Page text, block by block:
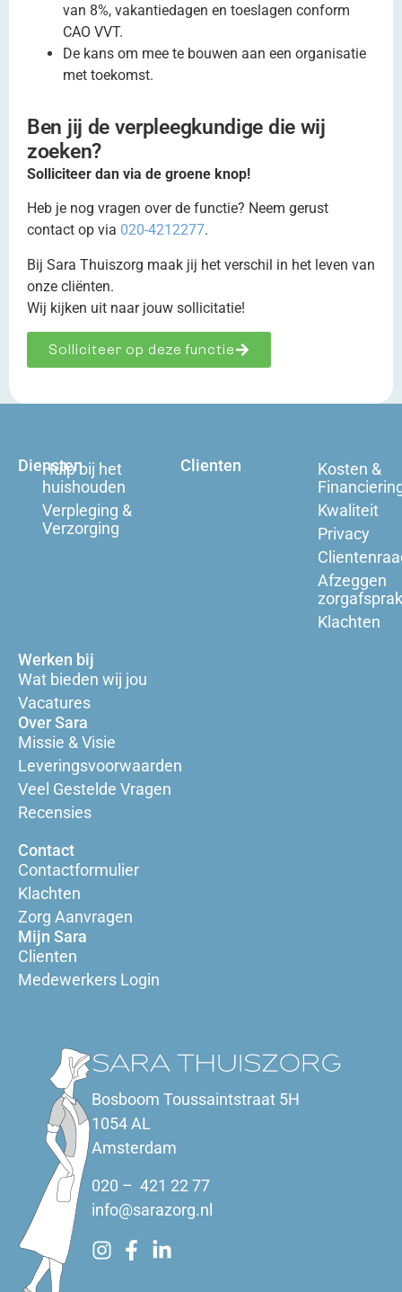
van 8%, vakantiedagen en toeslagen conform
CAO VVT.
De kans om mee te bouwen aan een organisatie
met toekomst.
Ben jij de verpleegkundige die wij
zoeken?
Solliciteer dan via de groene knop!
Heb je nog vragen over de functie? Neem gerust
contact op via 020-4212277.
Bij Sara Thuiszorg maak jij het verschil in het leven van
onze cliënten.
Wij kijken uit naar jouw sollicitatie!
Solliciteer op deze functie
Bosboom Toussaintstraat 5H
1054 AL
Amsterdam
020 – 421 22 77
info@sarazorg.nl
Diensten
Hulp bij het
huishouden
Verpleging &
Verzorging
Clienten
Kosten &
Kwaliteit
Privacy
Afzeggen
Klachten
Werken bij
Wat bieden wij jou
Vacatures
Over Sara
Missie & Visie
Leveringsvoorwaarden
Veel Gestelde Vragen
Recensies
Contact
Contactformulier
Klachten
Zorg Aanvragen
Mijn Sara
Clienten
Medewerkers Login